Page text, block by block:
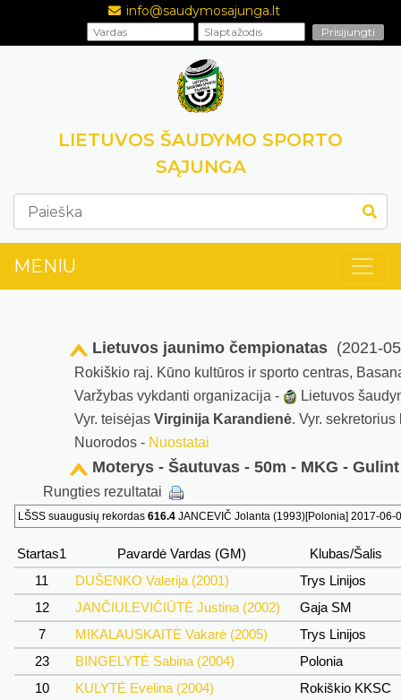
info@saudymosajunga.lt
LIETUVOS ŠAUDYMO SPORTO
SĄJUNGA
MENIU
Lietuvos jaunimo čempionatas (2021-
Rokiškio raj. Kūno kultūros ir sporto centras,
Varžybas vykdanti organizacija -
Lietuvos
Vyr. teisėjas Virginija Karandienė. Vyr. sekretorius
Nuorodos - Nuostatai
Moterys - Šautuvas - 50m - MKG -
Rungties rezultatai
LŠSS suaugusių rekordas 616.4 JANCEVIČ Jolanta (1993)[Polonia] 2017-
Startas1 Pavardė Vardas (GM) Klubas/Šalis
11
DUŠENKO Valerija (2001)
Trys Linijos
12
JANČIULEVIČIŪTĖ Justina (2002)
Gaja SM
7
MIKALAUSKAITĖ Vakarė (2005)
Trys Linijos
23
BINGELYTĖ Sabina (2004)
Polonia
10
KULYTĖ Evelina (2004)
Rokiškio KKSC